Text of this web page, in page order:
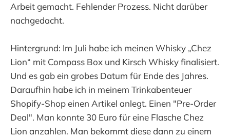
Arbeit gemacht. Fehlender Prozess. Nicht darüber
nachgedacht.
Hintergrund: Im Juli habe ich meinen Whisky „Chez
Lion“ mit Compass Box und Kirsch Whisky finalisiert.
Und es gab ein grobes Datum für Ende des Jahres.
Daraufhin habe ich in meinem Trinkabenteuer
Shopify-Shop einen Artikel anlegt. Einen "Pre-Order
Deal". Man konnte 30 Euro für eine Flasche Chez
Lion anzahlen. Man bekommt diese dann zu einem